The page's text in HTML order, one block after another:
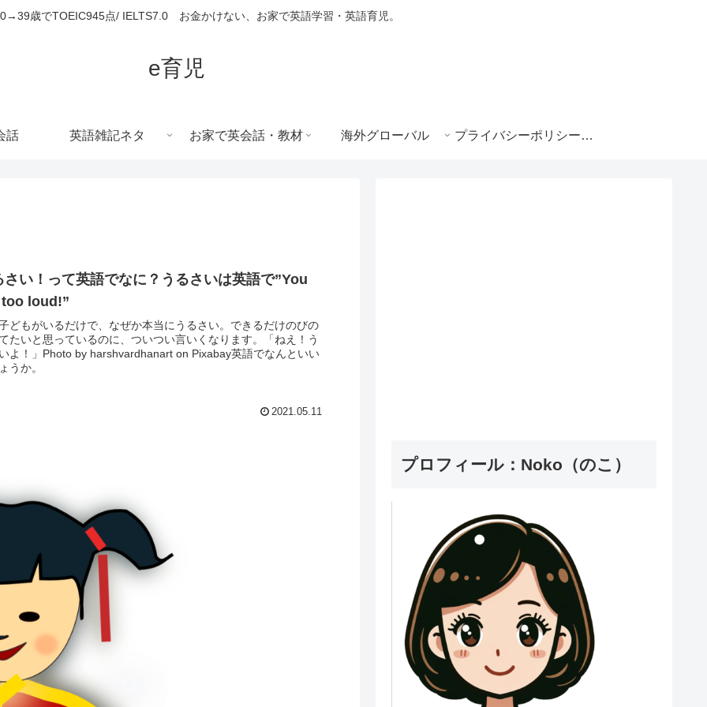
歳でTOEIC945点/ IELTS7.0 お金かけない、お家で英語学習・英語育児。
e育児
話 英語雑記ネタ お家で英会話・教材 海外グローバル プライバシーポリシー|e-ikuji.com
さい！って英語でなに？うるさいは英語で”You
loud!”
どもがいるだけで、なぜか本当にうるさい。できるだけのびの
たいと思っているのに、ついつい言いくなります。「ねえ！う
よ！」Photo by harshvardhanart on Pixabay英語でなんといい
うか。
2021.05.11
プロフィール：Noko（のこ）